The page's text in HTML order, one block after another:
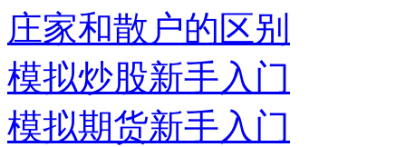
庄家和散户的区别
模拟炒股新手入门
模拟期货新手入门